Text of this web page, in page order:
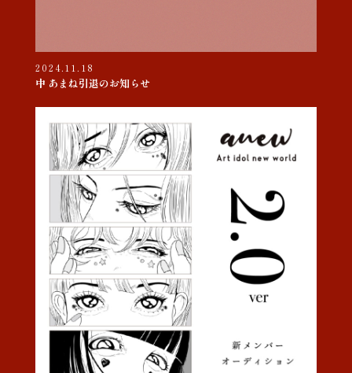
2024.11.18
中 あまね引退のお知らせ